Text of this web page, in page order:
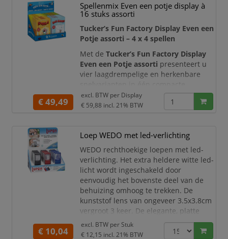
spellen tegelijkertijd goed zichtbaar,
waardoor klanten eenvoudig kennis
kunnen maken met het assortiment.
De
Spellenmix Even een potje display à
16 stuks assorti
Tucker’s Fun Factory Display Even een
Potje assorti – 4 x 4 spellen
Met deTucker’s Fun Factory Display
Even een Potje assorti presenteert u
vier laagdrempelige en herkenbare
verkoopdisplay. De display bevat in
totaal 16 spellen, verdeeld over vier
cadeauzaken, boekhandels en andere
verkooppunten die kleine, betaalbare
spellen aantrekkelijk en
€ 49,49
excl. BTW per Display
€ 59,88 incl. 21% BTW
Loep WEDO met led-verlichting
WEDO rechthoekige loepen met led-
verlichting. Het extra heldere witte led-
licht wordt ingeschakeld door
eenvoudig het bovenste deel van de
behuizing omhoog te trekken. De
kunststof lens van ongeveer 3.5x3.8cm
vergroot 3 keer. De elegante, platte
behuizing van mat kunststof ligt licht
en prettig in de hand.
€ 10,04
excl. BTW per Stuk
€ 12,15 incl. 21% BTW